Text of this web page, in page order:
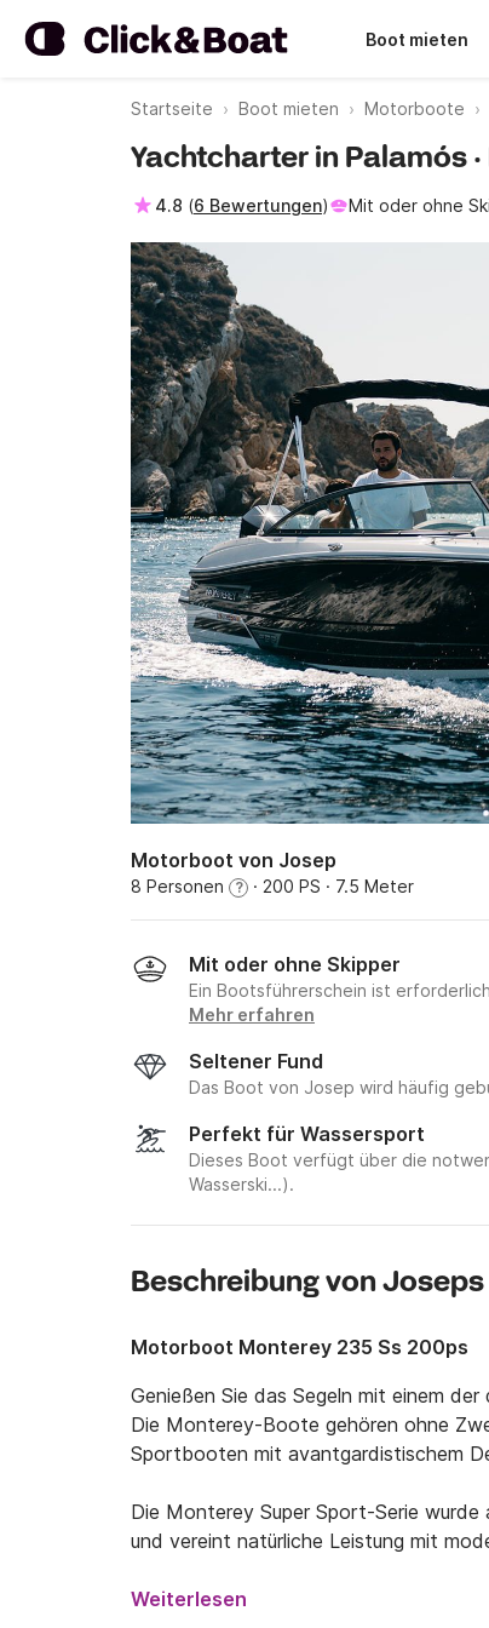
Boot mieten
Startseite Boot mieten Motorboote
Yachtcharter in Palamós
4.8 (6 Bewertungen) Mit oder ohne
Motorboot von Josep
8 Personen ? · 200 PS · 7.5 Meter
Mit oder ohne Skipper
Ein Bootsführerschein ist
Mehr erfahren
Seltener Fund
Das Boot von Josep wird häufig
Perfekt für Wassersport
Dieses Boot verfügt über die
Wasserski...).
Beschreibung von
Motorboot Monterey 235 Ss 200ps
Genießen Sie das Segeln mit einem
Die Monterey-Boote gehören ohne
Sportbooten mit avantgardistischem
Die Monterey Super Sport-Serie
und vereint natürliche Leistung mit
Weiterlesen